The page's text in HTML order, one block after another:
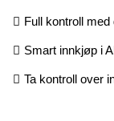
Full kontroll
Smart innkjøp i
Ta kontroll over